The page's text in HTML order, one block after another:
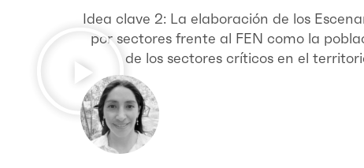
Idea clave 2: La elaboración de los
por sectores frente al FEN como la
de los sectores críticos en el